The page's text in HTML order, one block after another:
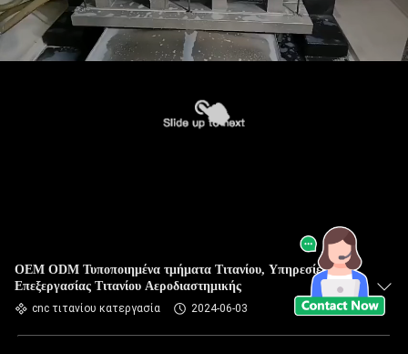
OEM ODM Τυποποιημένα τμήματα Τιτανίου, Υπηρεσίες
Επεξεργασίας Τιτανίου Αεροδιαστημικής
cnc τιτανίου κατεργασία 2024-06-03